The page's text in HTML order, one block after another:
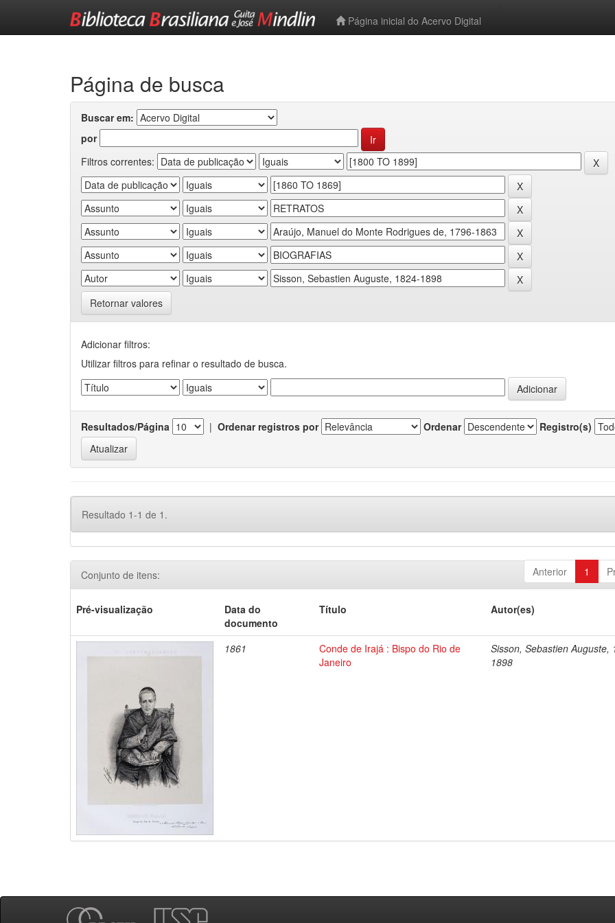
Página inicial do Acervo Digital
Página de busca
Buscar em:
por
Filtros correntes:
Retornar valores
Adicionar filtros:
Utilizar filtros para refinar o resultado de busca.
Resultados/Página | Ordenar registros por Ordenar Registro(s)
Resultado 1-1 de 1.
Anterior 1
Conjunto de itens:
Pré-visualização
Data do
documento
Título Autor(es)
1861
Conde de Irajá : Bispo do Rio de
Janeiro
Sisson, Sebastien Auguste,
1898